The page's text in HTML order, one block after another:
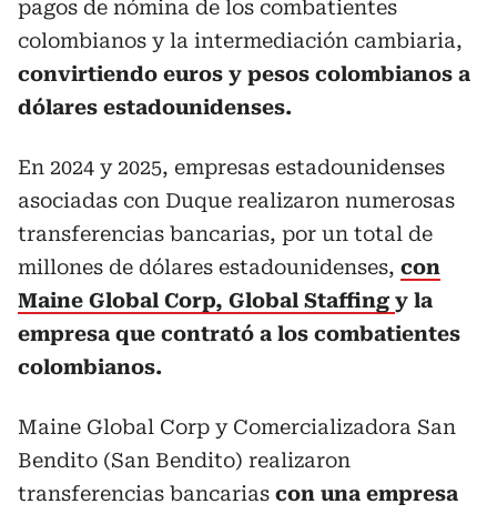
pagos de nómina de los combatientes
colombianos y la intermediación cambiaria,
convirtiendo euros y pesos colombianos a
dólares estadounidenses.
En 2024 y 2025, empresas estadounidenses
asociadas con Duque realizaron numerosas
transferencias bancarias, por un total de
millones de dólares estadounidenses, con
Maine Global Corp, Global Staffing y la
empresa que contrató a los combatientes
colombianos.
Maine Global Corp y Comercializadora San
Bendito (San Bendito) realizaron
transferencias bancarias con una empresa